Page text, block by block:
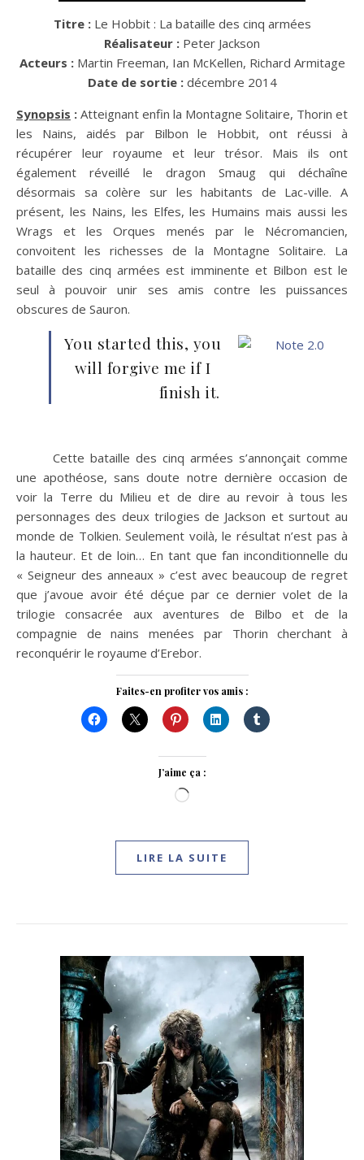
Titre : Le Hobbit : La bataille des cinq armées
Réalisateur : Peter Jackson
Acteurs : Martin Freeman, Ian McKellen, Richard Armitage
Date de sortie : décembre 2014
Synopsis : Atteignant enfin la Montagne Solitaire, Thorin et
les Nains, aidés par Bilbon le Hobbit, ont réussi à
récupérer leur royaume et leur trésor. Mais ils ont
également réveillé le dragon Smaug qui déchaîne
désormais sa colère sur les habitants de Lac-ville. A
présent, les Nains, les Elfes, les Humains mais aussi les
Wrags et les Orques menés par le Nécromancien,
convoitent les richesses de la Montagne Solitaire. La
bataille des cinq armées est imminente et Bilbon est le
seul à pouvoir unir ses amis contre les puissances
obscures de Sauron.
You started this, you
will forgive me if I
finish it.
Cette bataille des cinq armées s’annonçait comme
une apothéose, sans doute notre dernière occasion de
voir la Terre du Milieu et de dire au revoir à tous les
personnages des deux trilogies de Jackson et surtout au
monde de Tolkien. Seulement voilà, le résultat n’est pas à
la hauteur. Et de loin… En tant que fan inconditionnelle du
« Seigneur des anneaux » c’est avec beaucoup de regret
que j’avoue avoir été déçue par ce dernier volet de la
trilogie consacrée aux aventures de Bilbo et de la
compagnie de nains menées par Thorin cherchant à
reconquérir le royaume d’Erebor.
Faites-en profiter vos amis :
J’aime ça :
Chargement…
LIRE LA SUITE